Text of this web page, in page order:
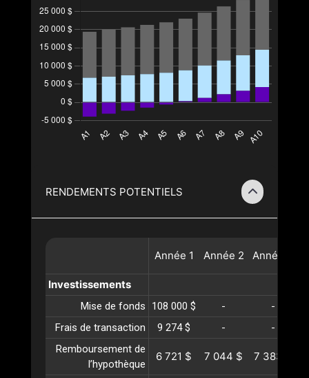
RENDEMENTS POTENTIELS
Année 1 Année 2 Année
Investissements
Mise de fonds 108 000 $ -
-
Frais de transaction
9 274 $ -
-
Remboursement de
l’hypothèque
6 721 $ 7 044 $ 7 383 $